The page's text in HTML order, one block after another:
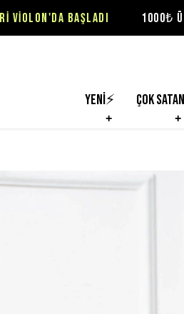
1000₺ ÜZERİ
Yeni⚡ Çok